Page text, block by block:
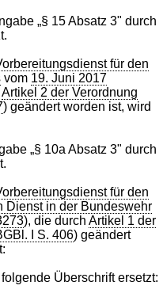
„§ 15 Absatz 3" durch
für den
vom 19. Juni 2017
Artikel 2 der Verordnung
) geändert worden ist, wird
„§ 10a Absatz 3" durch
für den
Dienst in der Bundeswehr
), die durchArtikel 1 der
I S. 406) geändert
Überschrift ersetzt: